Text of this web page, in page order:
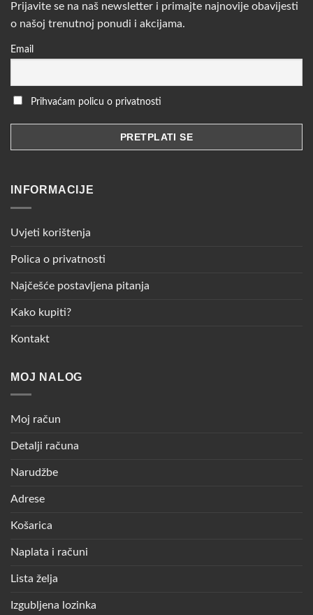
Prijavite se na naš newsletter i primajte najnovije obavijesti
o našoj trenutnoj ponudi i akcijama.
Email
Prihvaćam policu o privatnosti
INFORMACIJE
Uvjeti korištenja
Polica o privatnosti
Najčešće postavljena pitanja
Kako kupiti?
Kontakt
MOJ NALOG
Moj račun
Detalji računa
Narudžbe
Adrese
Košarica
Naplata i računi
Lista želja
Izgubljena lozinka